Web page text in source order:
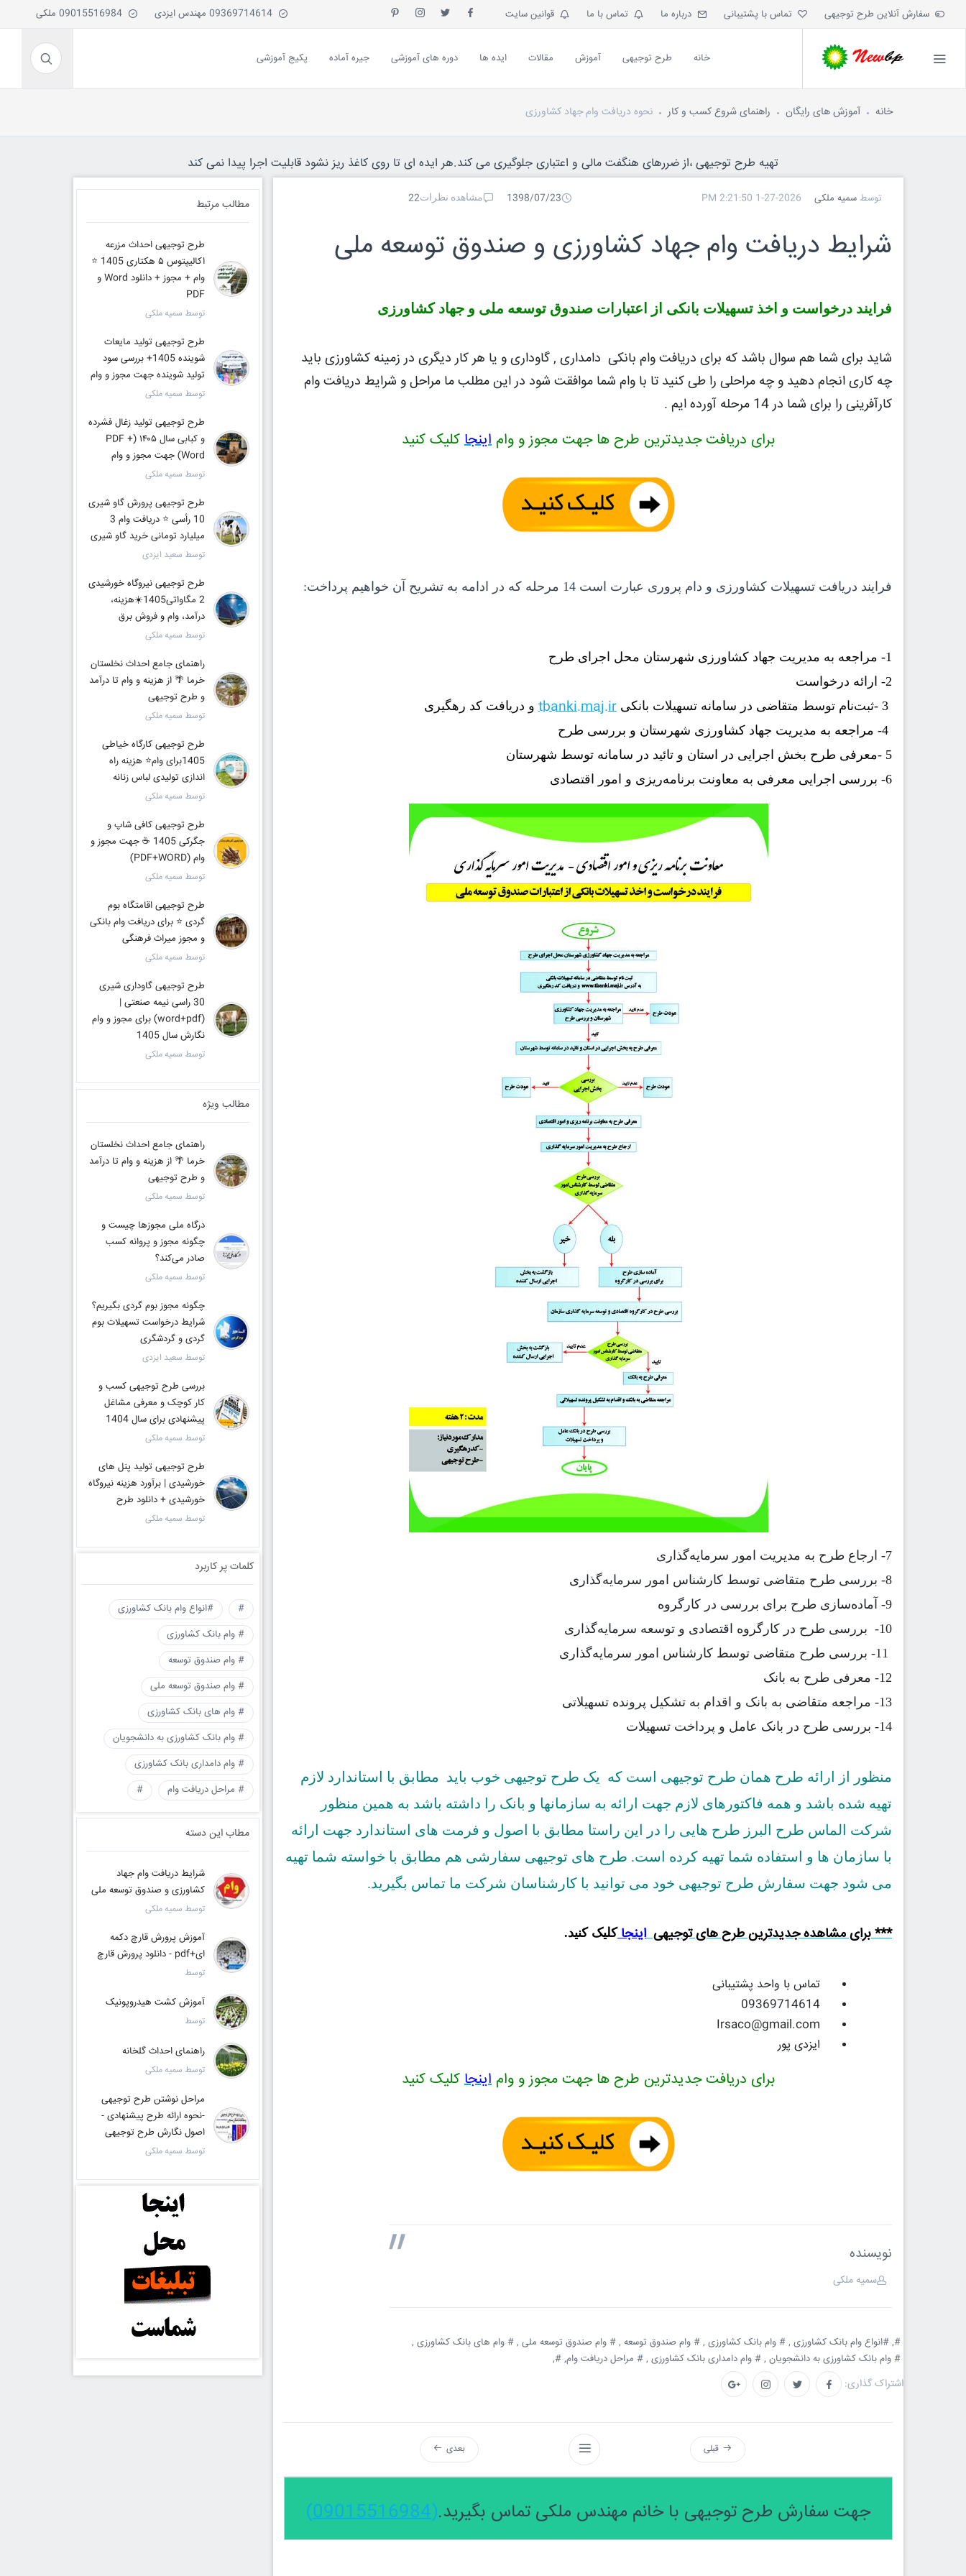
سفارش آنلاین طرح توجیهی تماس با پشتیبانی درباره ما تماس با ما قوانین سایت
خانه طرح توجیهی آموزش مقالات ایده ها دوره های آموزشی جیره آماده پکیج آموزشی
خانه آموزش های رایگان راهنمای شروع کسب و کار نحوه دریافت وام جهاد کشاورزی
تهیه طرح توجیهی ،از ضررهای هنگفت مالی و اعتباری جلوگیری می کند.هر ایده ای تا روی کاغذ ریز نشود قابلیت اجرا پیدا نمی کند
توسط سمیه ملکی 1-27-2026 2:21:50 PM
1398/07/23 مشاهده نظرات22
شرایط دریافت وام جهاد کشاورزی و صندوق توسعه ملی
فرایند درخواست و اخذ تسهیلات بانکی از اعتبارات صندوق توسعه ملی و جهاد کشاورزی
شاید برای شما هم سوال باشد که برای دریافت وام بانکی دامداری , گاوداری و یا هر کار دیگری در زمینه کشاورزی باید
چه کاری انجام دهید و چه مراحلی را طی کنید تا با وام شما موافقت شود در این مطلب ما مراحل و شرایط دریافت وام
کارآفرینی را برای شما در 14 مرحله آورده ایم .
برای دریافت جدیدترین طرح ها جهت مجوز و واماینجاکلیک کنید
فرایند دریافت تسهیلات کشاورزی و دام پروری عبارت است 14 مرحله که در ادامه به تشریح آن خواهیم پرداخت:
-1 مراجعه به مدیریت جهاد کشاورزی شهرستان محل اجرای طرح
-2 ارائه درخواست
- 3ثبت‌نام توسط متقاضی در سامانه تسهیلات بانکی tbanki.maj.ir و دریافت کد رهگیری
4- مراجعه به مدیریت جهاد کشاورزی شهرستان و بررسی طرح
- 5معرفی طرح بخش اجرایی در استان و تائید در سامانه توسط شهرستان
6- بررسی اجرایی معرفی به معاونت برنامه‌ریزی و امور اقتصادی
-7 ارجاع طرح به مدیریت امور سرمایه‌گذاری
-8 بررسی طرح متقاضی توسط کارشناس امور سرمایه‌گذاری
-9 آماده‌سازی طرح برای بررسی در کارگروه
-10 بررسی طرح در کارگروه اقتصادی و توسعه سرمایه‌گذاری
-11 بررسی طرح متقاضی توسط کارشناس امور سرمایه‌گذاری
12- معرفی طرح به بانک
13- مراجعه متقاضی به بانک و اقدام به تشکیل پرونده تسهیلاتی
-14 بررسی طرح در بانک عامل و پرداخت تسهیلات
منظور از ارائه طرح همان طرح توجیهی است که یک طرح توجیهی خوب باید مطابق با استاندارد لازم
تهیه شده باشد و همه فاکتورهای لازم جهت ارائه به سازمانها و بانک را داشته باشد به همین منظور
شرکت الماس طرح البرز طرح هایی را در این راستا مطابق با اصول و فرمت های استاندارد جهت ارائه
با سازمان ها و استفاده شما تهیه کرده است. طرح های توجیهی سفارشی هم مطابق با خواسته شما تهیه
می شود جهت سفارش طرح توجیهی خود می توانید با کارشناسان شرکت ما تماس بگیرید.
*** برای مشاهده جدیدترین طرح های توجیهیاینجاکلیک کنید.
تماس با واحد پشتیبانی
ایزدی پور
برای دریافت جدیدترین طرح ها جهت مجوز و واماینجاکلیک کنید
نویسنده
سمیه ملکی
#, #انواع وام بانک کشاورزی , # وام بانک کشاورزی , # وام صندوق توسعه , # وام صندوق توسعه ملی , # وام های بانک کشاورزی ,
# وام بانک کشاورزی به دانشجویان , # وام دامداری بانک کشاورزی , # مراحل دریافت وام, #,
اشتراک گذاری:
قبلی بعدی
جهت سفارش طرح توجیهی با خانم مهندس ملکی تماس بگیرید.(09015516984)
مطالب مرتبط
طرح توجیهی احداث مزرعه
اکالیپتوس ۵ هکتاری 1405 ⭐️
وام + مجوز + دانلود Word و
PDF
توسط سمیه ملکی
طرح توجیهی تولید مایعات
شوینده 1405+ بررسی سود
تولید شوینده جهت مجوز و وام
توسط سمیه ملکی
طرح توجیهی تولید زغال فشرده
و کبابی سال ۱۴۰۵ (PDF +
Word) جهت مجوز و وام
توسط سمیه ملکی
طرح توجیهی پرورش گاو شیری
10 رأسی ⭐ دریافت وام 3
میلیارد تومانی خرید گاو شیری
توسط سعید ایزدی
طرح توجیهی نیروگاه خورشیدی
2 مگاواتی1405☀️هزینه،
درآمد، وام و فروش برق
توسط سمیه ملکی
راهنمای جامع احداث نخلستان
خرما 🌴 از هزینه و وام تا درآمد
و طرح توجیهی
توسط سمیه ملکی
طرح توجیهی کارگاه خیاطی
1405برای وام⭐ هزینه راه
اندازی تولیدی لباس زنانه
توسط سمیه ملکی
طرح توجیهی کافی شاپ و
جگرکی 1405 ☕ جهت مجوز و
وام (PDF+WORD)
توسط سمیه ملکی
طرح توجیهی اقامتگاه بوم
گردی ⭐ برای دریافت وام بانکی
و مجوز میراث فرهنگی
توسط سمیه ملکی
طرح توجیهی گاوداری شیری
30 راسی نیمه صنعتی |
(word+pdf) برای مجوز و وام
نگارش سال 1405
توسط سمیه ملکی
مطالب ویژه
راهنمای جامع احداث نخلستان
خرما 🌴 از هزینه و وام تا درآمد
و طرح توجیهی
توسط سمیه ملکی
درگاه ملی مجوزها چیست و
چگونه مجوز و پروانه کسب
صادر می‌کند؟
توسط سمیه ملکی
چگونه مجوز بوم گردی بگیریم؟
شرایط درخواست تسهیلات بوم
گردی و گردشگری
توسط سعید ایزدی
بررسی طرح توجیهی کسب و
کار کوچک و معرفی مشاغل
پیشنهادی برای سال 1404
توسط سمیه ملکی
طرح توجیهی تولید پنل های
خورشیدی | برآورد هزینه نیروگاه
خورشیدی + دانلود طرح
توسط سمیه ملکی
کلمات پر کاربرد
#
#انواع وام بانک کشاورزی
# وام بانک کشاورزی
# وام صندوق توسعه
# وام صندوق توسعه ملی
# وام های بانک کشاورزی
# وام بانک کشاورزی به دانشجویان
# وام دامداری بانک کشاورزی
# مراحل دریافت وام
#
مطاب این دسته
شرایط دریافت وام جهاد
کشاورزی و صندوق توسعه ملی
توسط سمیه ملکی
آموزش پرورش قارچ دکمه
ای+pdf - دانلود پرورش قارچ
توسط
آموزش کشت هیدروپونیک
توسط
راهنمای احداث گلخانه
توسط سمیه ملکی
مراحل نوشتن طرح توجیهی
-نحوه ارائه طرح پیشنهادی -
اصول نگارش طرح توجیهی
توسط سمیه ملکی